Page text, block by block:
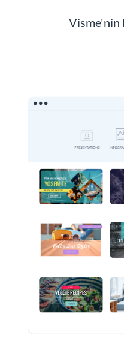
Visme'nin